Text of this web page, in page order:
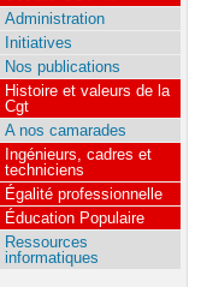
Administration
Initiatives
Nos publications
Histoire et valeurs de la
Cgt
A nos camarades
Ingénieurs, cadres et
techniciens
Égalité professionnelle
Éducation Populaire
Ressources
informatiques